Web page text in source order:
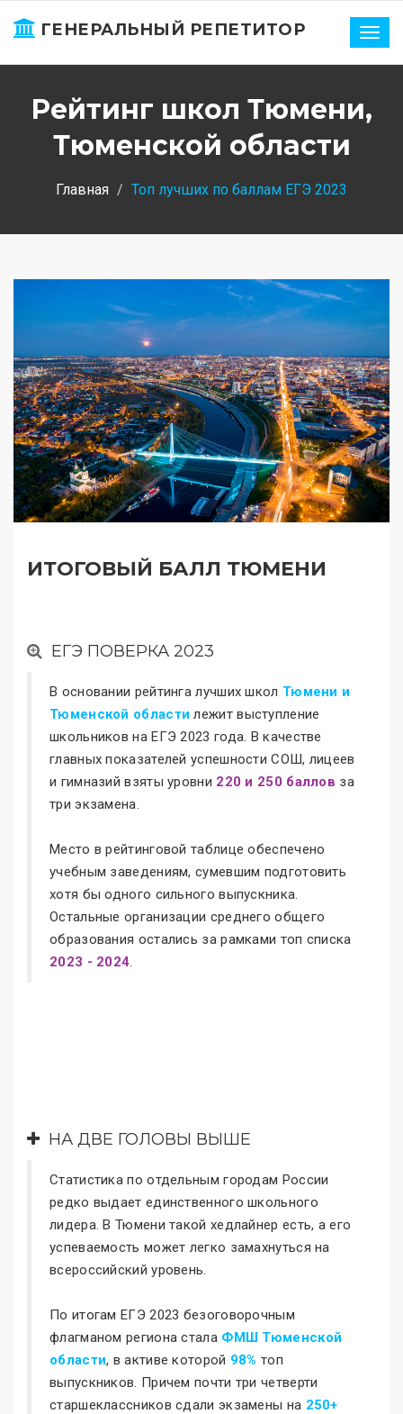
ГЕНЕРАЛЬНЫЙ РЕПЕТИТОР
Рейтинг школ Тюмени,
Тюменской области
Главная Топ лучших по баллам ЕГЭ 2023
ИТОГОВЫЙ БАЛЛ ТЮМЕНИ
ЕГЭ ПОВЕРКА 2023
В основании рейтинга лучших школ Тюмени и
Тюменской области лежит выступление
школьников на ЕГЭ 2023 года. В качестве
главных показателей успешности СОШ, лицеев
и гимназий взяты уровни 220 и 250 баллов за
три экзамена.
Место в рейтинговой таблице обеспечено
учебным заведениям, сумевшим подготовить
хотя бы одного сильного выпускника.
Остальные организации среднего общего
образования остались за рамками топ списка
2023 - 2024.
НА ДВЕ ГОЛОВЫ ВЫШЕ
Статистика по отдельным городам России
редко выдает единственного школьного
лидера. В Тюмени такой хедлайнер есть, а его
успеваемость может легко замахнуться на
всероссийский уровень.
По итогам ЕГЭ 2023 безоговорочным
флагманом региона стала ФМШ Тюменской
области, в активе которой 98% топ
выпускников. Причем почти три четверти
старшеклассников сдали экзамены на 250+